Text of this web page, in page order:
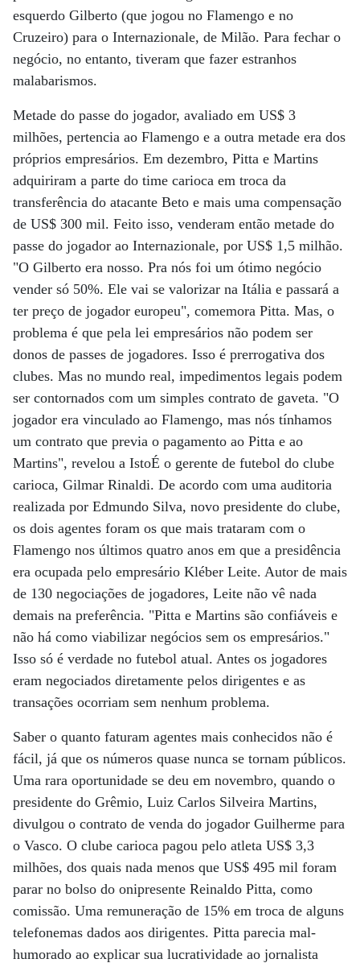
esquerdo Gilberto (que jogou no Flamengo e no
Cruzeiro) para o Internazionale, de Milão. Para fechar o
negócio, no entanto, tiveram que fazer estranhos
malabarismos.
Metade do passe do jogador, avaliado em US$ 3
milhões, pertencia ao Flamengo e a outra metade era dos
próprios empresários. Em dezembro, Pitta e Martins
adquiriram a parte do time carioca em troca da
transferência do atacante Beto e mais uma compensação
de US$ 300 mil. Feito isso, venderam então metade do
passe do jogador ao Internazionale, por US$ 1,5 milhão.
"O Gilberto era nosso. Pra nós foi um ótimo negócio
vender só 50%. Ele vai se valorizar na Itália e passará a
ter preço de jogador europeu", comemora Pitta. Mas, o
problema é que pela lei empresários não podem ser
donos de passes de jogadores. Isso é prerrogativa dos
clubes. Mas no mundo real, impedimentos legais podem
ser contornados com um simples contrato de gaveta. "O
jogador era vinculado ao Flamengo, mas nós tínhamos
um contrato que previa o pagamento ao Pitta e ao
Martins", revelou a IstoÉ o gerente de futebol do clube
carioca, Gilmar Rinaldi. De acordo com uma auditoria
realizada por Edmundo Silva, novo presidente do clube,
os dois agentes foram os que mais trataram com o
Flamengo nos últimos quatro anos em que a presidência
era ocupada pelo empresário Kléber Leite. Autor de mais
de 130 negociações de jogadores, Leite não vê nada
demais na preferência. "Pitta e Martins são confiáveis e
não há como viabilizar negócios sem os empresários."
Isso só é verdade no futebol atual. Antes os jogadores
eram negociados diretamente pelos dirigentes e as
transações ocorriam sem nenhum problema.
Saber o quanto faturam agentes mais conhecidos não é
fácil, já que os números quase nunca se tornam públicos.
Uma rara oportunidade se deu em novembro, quando o
presidente do Grêmio, Luiz Carlos Silveira Martins,
divulgou o contrato de venda do jogador Guilherme para
o Vasco. O clube carioca pagou pelo atleta US$ 3,3
milhões, dos quais nada menos que US$ 495 mil foram
parar no bolso do onipresente Reinaldo Pitta, como
comissão. Uma remuneração de 15% em troca de alguns
telefonemas dados aos dirigentes. Pitta parecia mal-
humorado ao explicar sua lucratividade ao jornalista